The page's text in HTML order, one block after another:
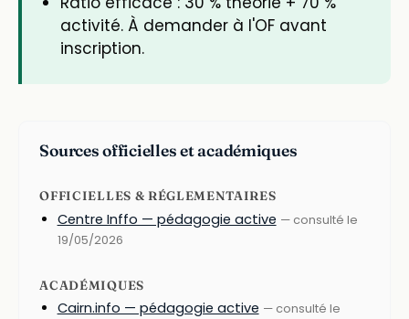
activité. À demander à l'OF avant
inscription.
Sources officielles et académiques
OFFICIELLES & RÉGLEMENTAIRES
Centre Inffo — pédagogie active — consulté le
19/05/2026
ACADÉMIQUES
Cairn.info — pédagogie active — consulté le